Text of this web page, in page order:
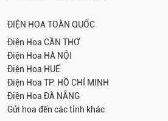
ĐIỆN HOA TOÀN QUỐC
Điện Hoa CẦN THƠ
Điện Hoa HÀ NỘI
Điện Hoa HUẾ
Điện Hoa TP. HỒ CHÍ MINH
Điện Hoa ĐÀ NẴNG
Gửi hoa đến các tỉnh khác